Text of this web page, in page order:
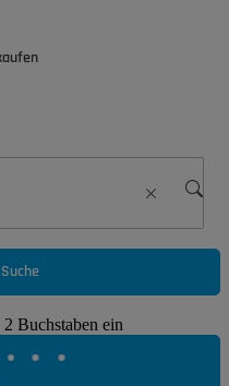
Buchstaben ein